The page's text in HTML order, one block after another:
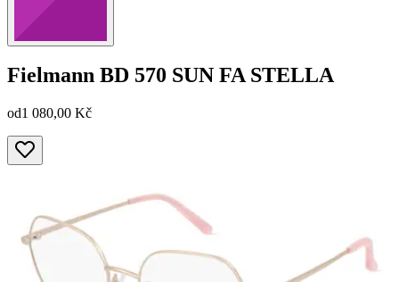
Fielmann BD 570 SUN FA STELLA
od1 080,00 Kč